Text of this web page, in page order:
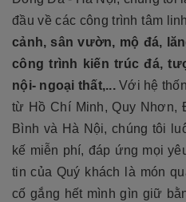
đầu về các công trình tâm
cảnh, sân vườn, mộ đá,
công trình kiến trúc đá,
nội- ngoại thất,...Với hệ
từ Hồ Chí Minh, Quy Nhơn,
Bình và Hà Nội, chúng tôi
kế miễn phí, đáp ứng mọi
tin của Quý khách là món
cố gắng hết mình gìn giữ